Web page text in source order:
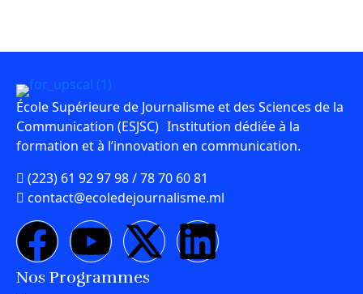
École Supérieure de Journalisme et des Sciences de la
Communication (ESJSC) Institution dédiée à la
formation et à l’innovation en communication.
(223) 61 92 97 98 / 78 70 60 81
contact@ecoledejournalisme.ml
Nos Programmes